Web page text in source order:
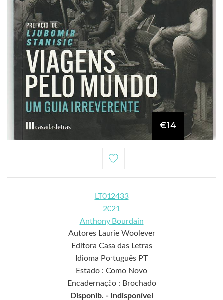
€14
LT012433
2021
Anthony Bourdain
Autores Laurie Woolever
Editora Casa das Letras
Idioma Português PT
Estado : Como Novo
Encadernação : Brochado
Disponib. -
Indisponível